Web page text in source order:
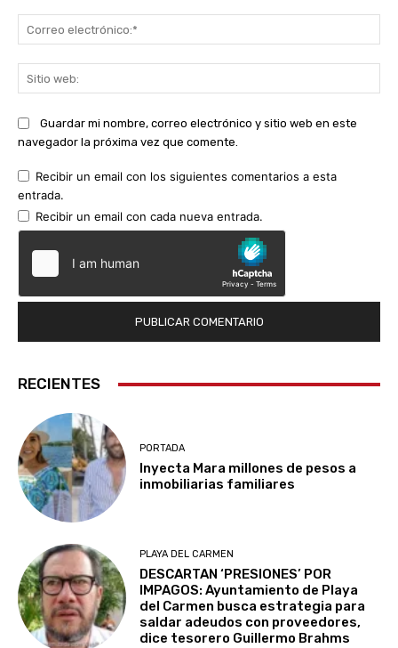
Guardar mi nombre, correo electrónico y sitio web en este
navegador la próxima vez que comente.
Recibir un email con los siguientes comentarios a esta
entrada.
Recibir un email con cada nueva entrada.
RECIENTES
PORTADA
Inyecta Mara millones de pesos a
inmobiliarias familiares
PLAYA DEL CARMEN
DESCARTAN ‘PRESIONES’ POR
IMPAGOS: Ayuntamiento de Playa
del Carmen busca estrategia para
saldar adeudos con proveedores,
dice tesorero Guillermo Brahms